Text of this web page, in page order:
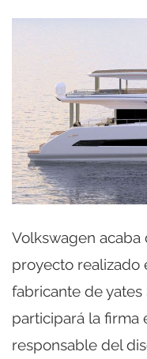
Volkswagen acaba
proyecto realizado
fabricante de
participará la firma
responsable del